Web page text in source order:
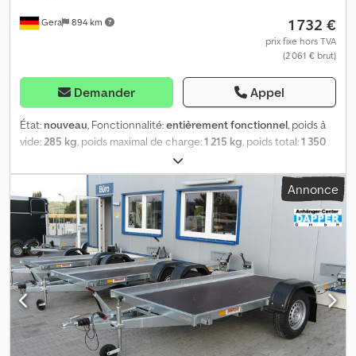
Gera 894 km 1 732 €
prix fixe hors TVA
(2 061 € brut)
Demander Appel
État: nouveau, Fonctionnalité:entièrement fonctionnel, poids à
vide:285 kg, poids maximal de charge:1 215 kg, poids total:1 350
1 essieu
chargement:2 550 mm, largeur de l’espace de chargement:1 330
mm, hauteur de l'espace de chargement:430 mm
, vitesse
maximale:100 km/h, frein de remorque: remorque freinée, Année
de construction:
, SARIS MP 255 153 1500 2 VÉHICULE NEUF
Dimensions intérieures : 255 cm x 153 cm Hauteur des ridelles,
rambarde comprise : 43 cm Hauteur du plancher de chargement :
52 cm Poids total en charge : 1 500 kg Charge utile : 1 215 kg
Remorque basculante simple essieu, freinée Frein à inertie et
frein à main de marque KNOTT Essieu de 1 500 kg avec frein
Châssis surbaissé Châssis en acier entièrement soudé et
galvanisé à chaud Ridelles en profilés d’aluminium Rambarde en
Annonce